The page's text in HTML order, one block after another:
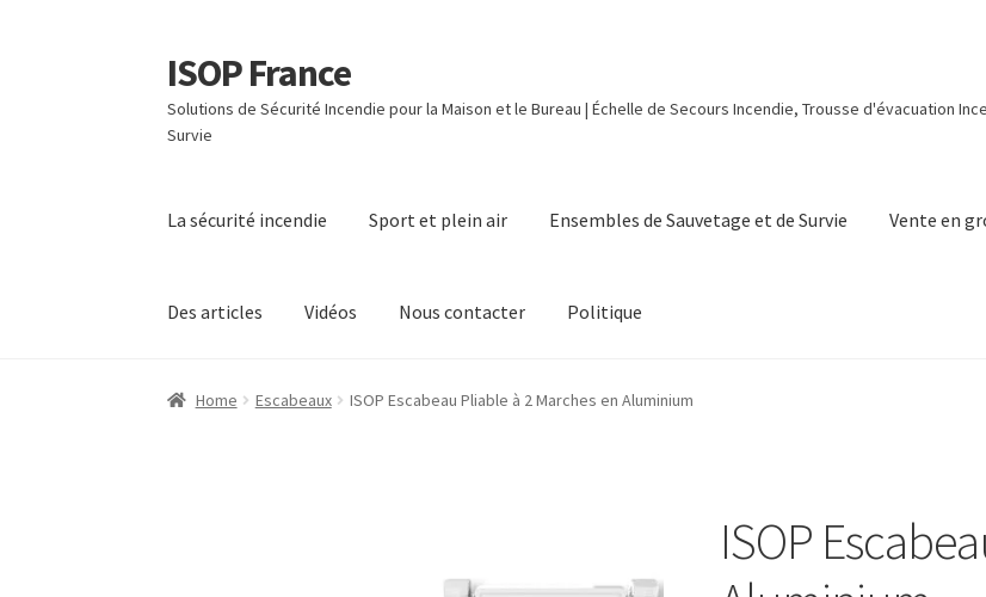
Skip
to
navigation
Skip
to
content
ISOP France
Solutions de Sécurité Incendie pour la Maison et le Bureau | Échelle de Secours Incendie, Trousse d'évacuation
Survie
La sécurité incendie Sport et plein air Ensembles de Sauvetage et de Survie Vente en
Des articles Vidéos Nous contacter Politique
Home Escabeaux ISOP Escabeau Pliable à 2 Marches en Aluminium
ISOP